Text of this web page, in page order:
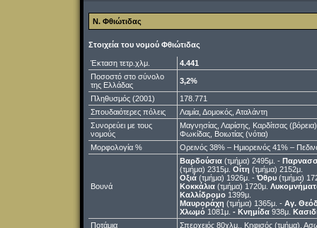
Ν. Φθιώτιδας
Στοιχεία του νομού Φθιώτιδας
Έκταση τετρ.χλμ. 4.441
Ποσοστό στο σύνολο
της Ελλάδας
3,2%
Πληθυσμός (2001)
178.771
Σπουδαιότερες πόλεις
Λαμία, Δομοκός, Αταλάντη
Συνορεύει με τους
νομούς
Μαγνησίας, Λαρίσης, Καρδίτσας
Φωκίδας, Βοιωτίας (νότια)
Μορφολογία %
Ορεινός 38% – Ημιορεινός 41% –
Βουνά
Βαρδούσια(τμήμα) 2495μ. -
(τμήμα) 2315μ. Οίτη (τμήμα) 2152μ.
Οξιά(τμήμα) 1926μ. - Όθρυ(τμήμα)
Κοκκάλια(τμήμα) 1720μ.
Καλλίδρομο1399μ.
Μαυροράχη (τμήμα) 1365μ. - Αγ.
Χλωμό1081μ. - Κνημίδα938μ.
Ποτάμια
Σπερχειός 80χλμ., Κηφισός (τμήμα),